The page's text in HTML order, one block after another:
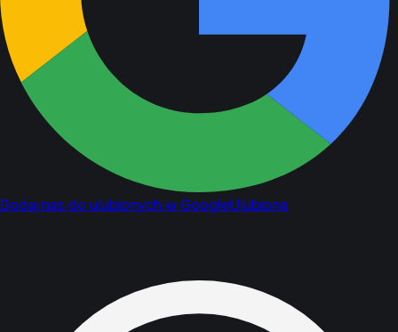
Dodaj nas do ulubionych w GoogleUlubione